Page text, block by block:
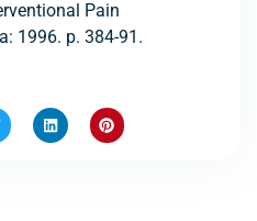
Pain
1996. p. 384-91.